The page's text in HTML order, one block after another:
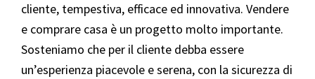
cliente, tempestiva, efficace ed innovativa. Vendere
e comprare casa è un progetto molto importante.
Sosteniamo che per il cliente debba essere
un’esperienza piacevole e serena, con la sicurezza di